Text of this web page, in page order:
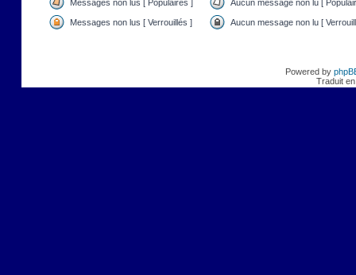
Messages non lus [ Populaires ] Aucun message non lu [
Messages non lus [ Verrouillés ] Aucun message non lu [
Powered by
Traduit